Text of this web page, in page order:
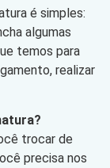
é simples:
algumas
temos para
realizar
trocar de
precisa nos